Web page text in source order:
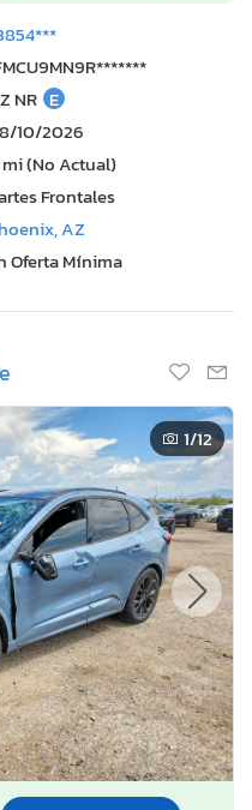
NR E
10/2026
(No Actual)
Frontales
AZ
Oferta Mínima
1/12